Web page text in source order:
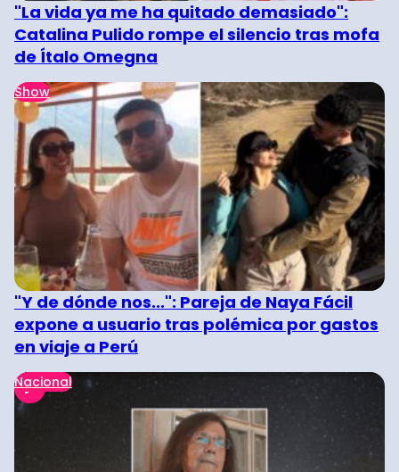
"La vida ya me ha quitado demasiado":
Catalina Pulido rompe el silencio tras mofa
de Ítalo Omegna
Show
"Y de dónde nos...": Pareja de Naya Fácil
expone a usuario tras polémica por gastos
en viaje a Perú
Nacional